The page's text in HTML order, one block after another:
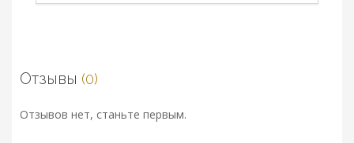
Отзывы (0)
Отзывов нет, станьте первым.